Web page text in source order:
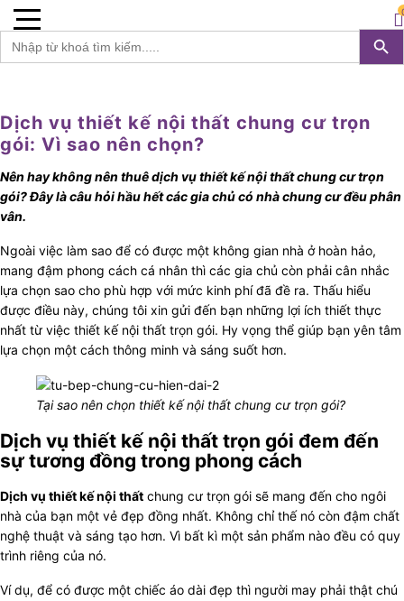
Furnist™
Search
for:
Search
0
Dịch vụ thiết kế nội thất chung cư trọn
gói: Vì sao nên chọn?
Nên hay không nên thuê dịch vụ thiết kế nội thất chung cư trọn
gói? Đây là câu hỏi hầu hết các gia chủ có nhà chung cư đều phân
vân.
Ngoài việc làm sao để có được một không gian nhà ở hoàn hảo,
mang đậm phong cách cá nhân thì các gia chủ còn phải cân nhắc
lựa chọn sao cho phù hợp với mức kinh phí đã đề ra. Thấu hiểu
được điều này, chúng tôi xin gửi đến bạn những lợi ích thiết thực
nhất từ việc thiết kế nội thất trọn gói. Hy vọng thể giúp bạn yên tâm
lựa chọn một cách thông minh và sáng suốt hơn.
Tại sao nên chọn thiết kế nội thất chung cư trọn gói?
Dịch vụ thiết kế nội thất trọn gói đem đến
sự tương đồng trong phong cách
Dịch vụ thiết kế nội thất chung cư trọn gói sẽ mang đến cho ngôi
nhà của bạn một vẻ đẹp đồng nhất. Không chỉ thế nó còn đậm chất
nghệ thuật và sáng tạo hơn. Vì bất kì một sản phẩm nào đều có quy
trình riêng của nó.
Ví dụ, để có được một chiếc áo dài đẹp thì người may phải thật chú